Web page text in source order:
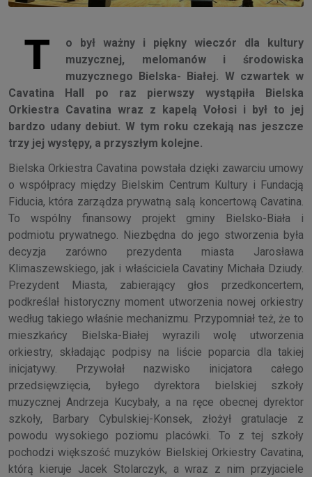
T
o był ważny i piękny wieczór dla kultury
muzycznej, melomanów i środowiska
muzycznego Bielska- Białej. W czwartek w
Cavatina Hall po raz pierwszy wystąpiła Bielska
Orkiestra Cavatina wraz z kapelą Vołosi i był to jej
bardzo udany debiut. W tym roku czekają nas jeszcze
trzy jej występy, a przyszłym kolejne.
Bielska Orkiestra Cavatina powstała dzięki zawarciu umowy
o współpracy między Bielskim Centrum Kultury i Fundacją
Fiducia, która zarządza prywatną salą koncertową Cavatina.
To wspólny finansowy projekt gminy Bielsko-Biała i
podmiotu prywatnego. Niezbędna do jego stworzenia była
decyzja zarówno prezydenta miasta Jarosława
Klimaszewskiego, jak i właściciela Cavatiny Michała Dziudy.
Prezydent Miasta, zabierający głos przedkoncertem,
podkreślał historyczny moment utworzenia nowej orkiestry
według takiego właśnie mechanizmu. Przypomniał też, że to
mieszkańcy Bielska-Białej wyrazili wolę utworzenia
orkiestry, składając podpisy na liście poparcia dla takiej
inicjatywy. Przywołał nazwisko inicjatora całego
przedsięwzięcia, byłego dyrektora bielskiej szkoły
muzycznej Andrzeja Kucybały, a na ręce obecnej dyrektor
szkoły, Barbary Cybulskiej-Konsek, złożył gratulacje z
powodu wysokiego poziomu placówki. To z tej szkoły
pochodzi większość muzyków Bielskiej Orkiestry Cavatina,
którą kieruje Jacek Stolarczyk, a wraz z nim przyjaciele